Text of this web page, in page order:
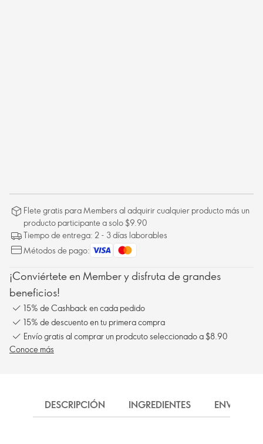
Flete gratis para Members al adquirir cualquier producto más un
producto participante a solo $9.90
Tiempo de entrega: 2 - 3 días laborables
Métodos de pago:
¡Conviértete en Member y disfruta de grandes
beneficios!
15% de Cashback en cada pedido
15% de descuento en tu primera compra
Envío gratis al comprar un prodcuto seleccionado a $8.90
Conoce más
DESCRIPCIÓN INGREDIENTES ENVÍO